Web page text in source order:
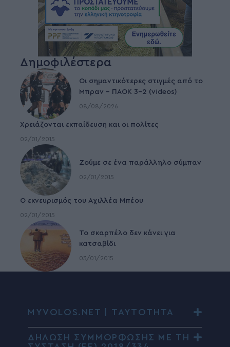
Δημοφιλέστερα
Οι σημαντικότερες στιγμές από το
Μπραν – ΠΑΟΚ 3-2 (videos)
08/08/2026
Χρειάζονται εκπαίδευση και οι πολίτες
02/01/2015
Ζούμε σε ένα παράλληλο σύμπαν
02/01/2015
Ο εκνευρισμός του Αχιλλέα Μπέου
02/01/2015
To σκαρπέλο δεν κάνει για
κατσαβίδι
03/01/2015
MYVOLOS.NET | ΤΑΥΤΟΤΗΤΑ
ΔΗΛΩΣΗ ΣΥΜΜΟΡΦΩΣΗΣ ΜΕ ΤΗ